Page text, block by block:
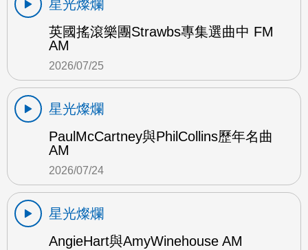
星光燦爛
英國搖滾樂團Strawbs專集選曲中 FM
AM
2026/07/25
星光燦爛
PaulMcCartney與PhilCollins歷年名曲
AM
2026/07/24
星光燦爛
AngieHart與AmyWinehouse AM